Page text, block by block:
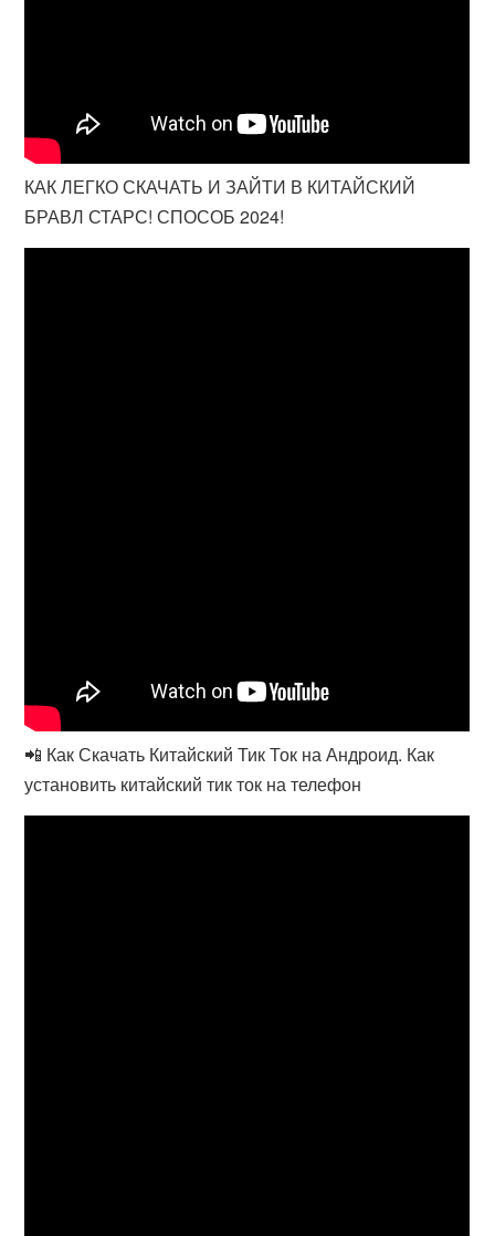
КАК ЛЕГКО СКАЧАТЬ И ЗАЙТИ В КИТАЙСКИЙ
БРАВЛ СТАРС! СПОСОБ 2024!
📲 Как Скачать Китайский Тик Ток на Андроид. Как
установить китайский тик ток на телефон